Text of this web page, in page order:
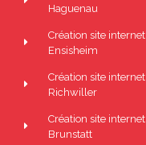
Haguenau
Création site internet
Ensisheim
Création site internet
Richwiller
Création site internet
Brunstatt